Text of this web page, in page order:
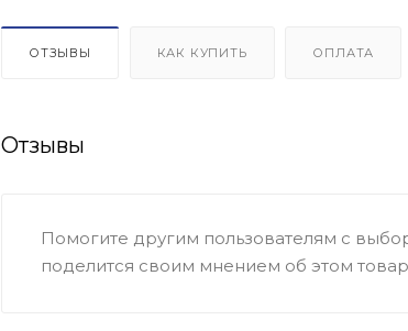
ОТЗЫВЫ КАК КУПИТЬ ОПЛАТА
Отзывы
Помогите другим пользователям с
поделится своим мнением об этом